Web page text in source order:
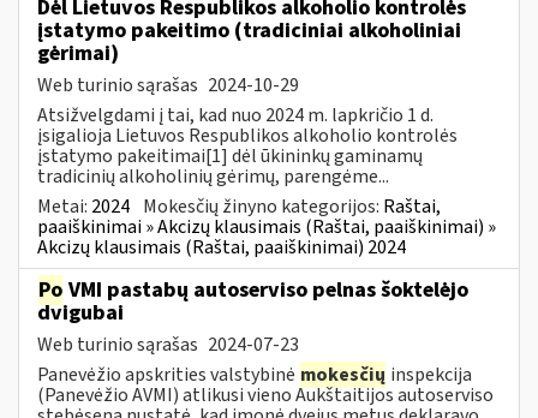
Dėl Lietuvos Respublikos alkoholio kontrolės
įstatymo pakeitimo (tradiciniai alkoholiniai
gėrimai)
Web turinio sąrašas 2024-10-29
Atsižvelgdami į tai, kad nuo 2024 m. lapkričio 1 d.
įsigalioja Lietuvos Respublikos alkoholio kontrolės
įstatymo pakeitimai[1] dėl ūkininkų gaminamų
tradicinių alkoholinių gėrimų, parengėme...
Metai: 2024 Mokesčių žinyno kategorijos: Raštai,
paaiškinimai » Akcizų klausimais (Raštai, paaiškinimai) »
Akcizų klausimais (Raštai, paaiškinimai) 2024
Po VMI pastabų autoserviso pelnas šoktelėjo
dvigubai
Web turinio sąrašas 2024-07-23
Panevėžio apskrities valstybinė mokesčių inspekcija
(Panevėžio AVMI) atlikusi vieno Aukštaitijos autoserviso